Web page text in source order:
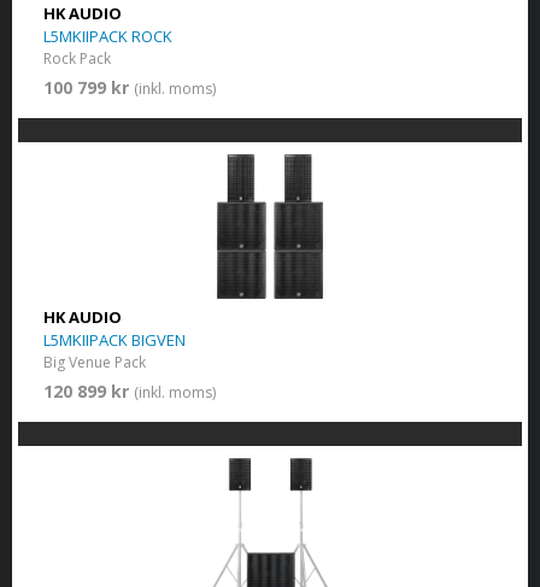
HK AUDIO
L5MKIIPACK ROCK
Rock Pack
100 799 kr (inkl. moms)
HK AUDIO
L5MKIIPACK BIGVEN
Big Venue Pack
120 899 kr (inkl. moms)